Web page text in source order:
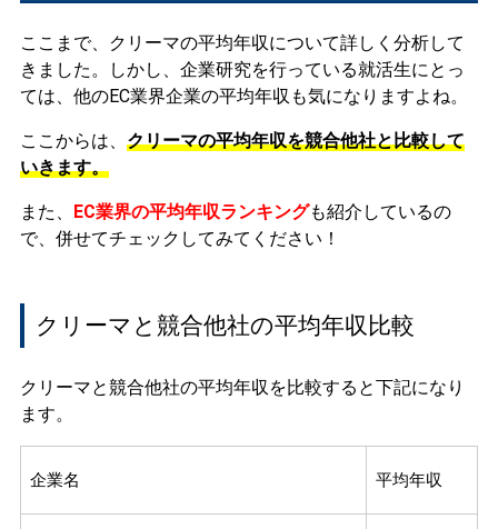
ここまで、クリーマの平均年収について詳しく分析して
きました。しかし、企業研究を行っている就活生にとっ
ては、他のEC業界企業の平均年収も気になりますよね。
ここからは、 クリーマの平均年収を競合他社と比較して
いきます。
また、 EC業界の平均年収ランキングも紹介しているの
で、併せてチェックしてみてください！
クリーマと競合他社の平均年収比較
クリーマと競合他社の平均年収を比較すると下記になり
ます。
企業名 平均年収